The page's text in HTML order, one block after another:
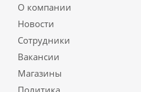
О компании
Новости
Сотрудники
Вакансии
Магазины
Политика